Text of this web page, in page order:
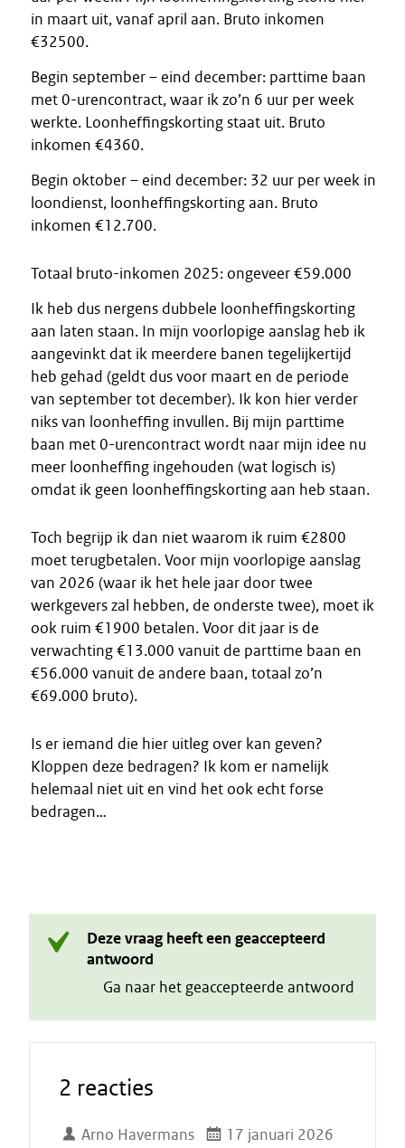
in maart uit, vanaf april aan. Bruto inkomen
€32500.
Begin september – eind december: parttime baan
met 0-urencontract, waar ik zo’n 6 uur per week
werkte. Loonheffingskorting staat uit. Bruto
inkomen €4360.
Begin oktober – eind december: 32 uur per week in
loondienst, loonheffingskorting aan. Bruto
inkomen €12.700.
Totaal bruto-inkomen 2025: ongeveer €59.000
Ik heb dus nergens dubbele loonheffingskorting
aan laten staan. In mijn voorlopige aanslag heb ik
aangevinkt dat ik meerdere banen tegelijkertijd
heb gehad (geldt dus voor maart en de periode
van september tot december). Ik kon hier verder
niks van loonheffing invullen. Bij mijn parttime
baan met 0-urencontract wordt naar mijn idee nu
meer loonheffing ingehouden (wat logisch is)
omdat ik geen loonheffingskorting aan heb staan.
Toch begrijp ik dan niet waarom ik ruim €2800
moet terugbetalen. Voor mijn voorlopige aanslag
van 2026 (waar ik het hele jaar door twee
werkgevers zal hebben, de onderste twee), moet ik
ook ruim €1900 betalen. Voor dit jaar is de
verwachting €13.000 vanuit de parttime baan en
€56.000 vanuit de andere baan, totaal zo’n
€69.000 bruto).
Is er iemand die hier uitleg over kan geven?
Kloppen deze bedragen? Ik kom er namelijk
helemaal niet uit en vind het ook echt forse
bedragen…
Deze vraag heeft een geaccepteerd
antwoord
Ga naar het geaccepteerde antwoord
2 reacties
Arno Havermans
17 januari 2026